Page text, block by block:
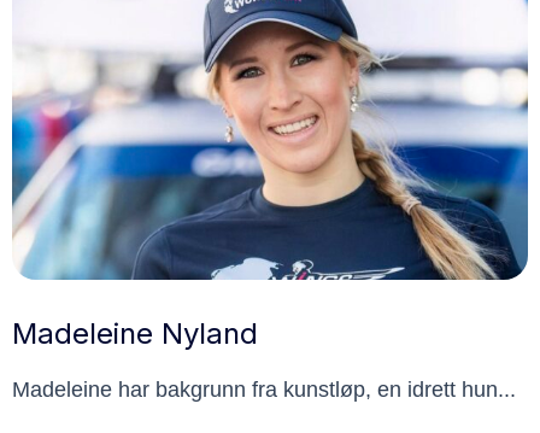
Madeleine Nyland
Madeleine har bakgrunn fra kunstløp, en idrett hun...